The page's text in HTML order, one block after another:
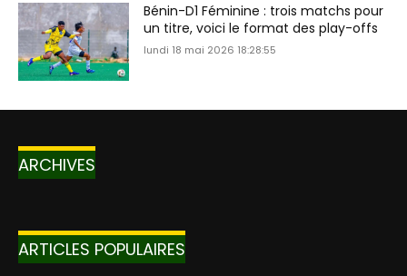
Bénin-D1 Féminine : trois matchs pour
un titre, voici le format des play-offs
lundi 18 mai 2026 18:28:55
ARCHIVES
ARTICLES POPULAIRES